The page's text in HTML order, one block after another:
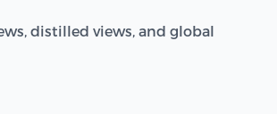
distilled views, and global